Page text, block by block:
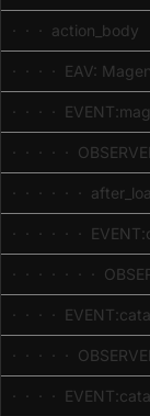
· · · action_body
· · · · EAV:
· · · ·
· · · · ·
· · · · · ·
· · · · · ·
· · · · · · ·
· · · ·
· · · · ·
· · · ·